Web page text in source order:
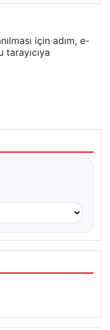
için adım, e-